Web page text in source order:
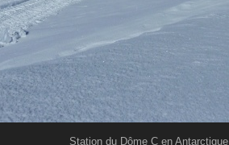
Station du Dôme C en Antarctique